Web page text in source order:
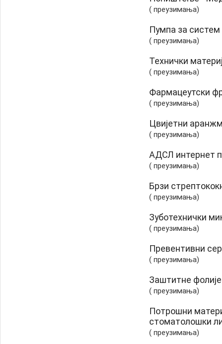
( преузимања)
Пумпа за
( преузимања)
Технички
( преузимања)
Фармацеутски
( преузимања)
Цвијетни
( преузимања)
АДСЛ интернет
( преузимања)
Брзи
( преузимања)
Зуботехнички
( преузимања)
Превентивни
( преузимања)
Заштитне
( преузимања)
Потрошни
стоматолошки
( преузимања)